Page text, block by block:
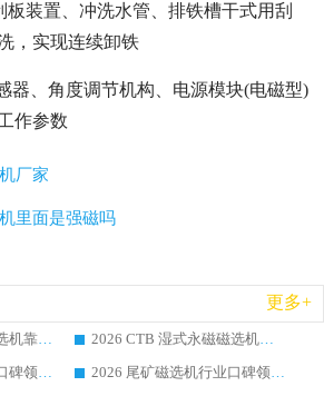
板装置、冲洗水管、排铁槽干式用刮
，实现连续卸铁
器、角度调节机构、电源模块(电磁型)
作参数
厂家
里面是强磁吗
更多+
2026CTB 湿式永磁磁选机靠谱厂家实力排行榜 铁矿选矿设备采购全流程选购指南
2026 CTB 湿式永磁磁选机选购指南|行业口碑良好品牌推荐，领域强者华体会手机网页版-华体会(中国)
2026 尾矿磁选机行业口碑领域强者，源头直供国内主流厂家华体会手机网页版-华体会(中国) 一站式服务
2026 尾矿磁选机行业口碑领域强者，源头直供国内主流厂家华体会手机网页版-华体会(中国) 一站式服务